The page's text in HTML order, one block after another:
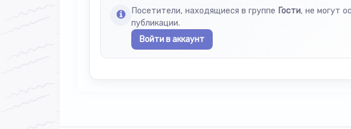
Посетители, находящиеся в группе Гости, не могут
публикации.
Войти в аккаунт